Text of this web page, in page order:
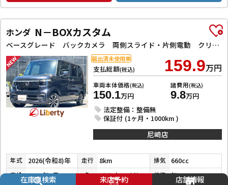
ホンダ N－BOXカスタム
ベースグレード バックカメラ 両側スライド・片側電動 クリアランスソナー レーンアシスト オートライト スマートキー 電動格納ミラー CVT ESC USB チップアップシート アルミホイール エアコン
支払総額(税込) 159.9万円
車両本体価格(税込)
150.1万円
諸費用(税込)
9.8万円
法定整備：整備無
保証付 (1ヶ月・1000km )
届出済未使用車
尼崎店
年式 2026(令和8)年 走行 8km 排気 660cc
車検 2029年7月 色 メテオロイドグレーメタリック 修復 無
在庫車検索 来店予約 店舗情報